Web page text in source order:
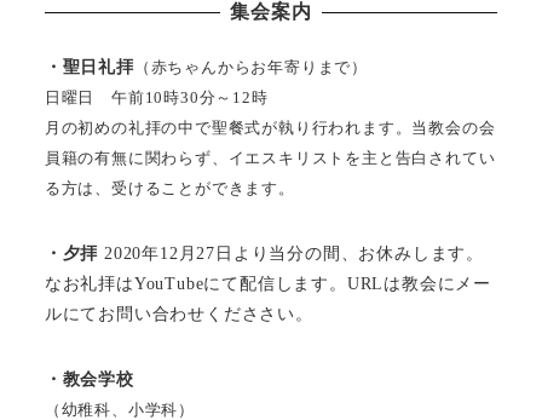
集会案内
・聖日礼拝 （赤ちゃんからお年寄りまで）
日曜日 午前10時30分～12時
月の初めの礼拝の中で聖餐式が執り行われます。当教会の会
員籍の有無に関わらず、イエスキリストを主と告白されてい
る方は、受けることができます。
・夕拝 2020年12月27日より当分の間、お休みします。
なお礼拝はYouTubeにて配信します。URLは教会にメー
ルにてお問い合わせくだささい。
・教会学校
（幼稚科、小学科）